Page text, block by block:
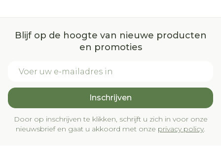
Blijf op de hoogte van nieuwe producten
en promoties
Inschrijven
Door op inschrijven te klikken, schrijft u zich in voor onze
nieuwsbrief en gaat u akkoord met onze privacy policy.